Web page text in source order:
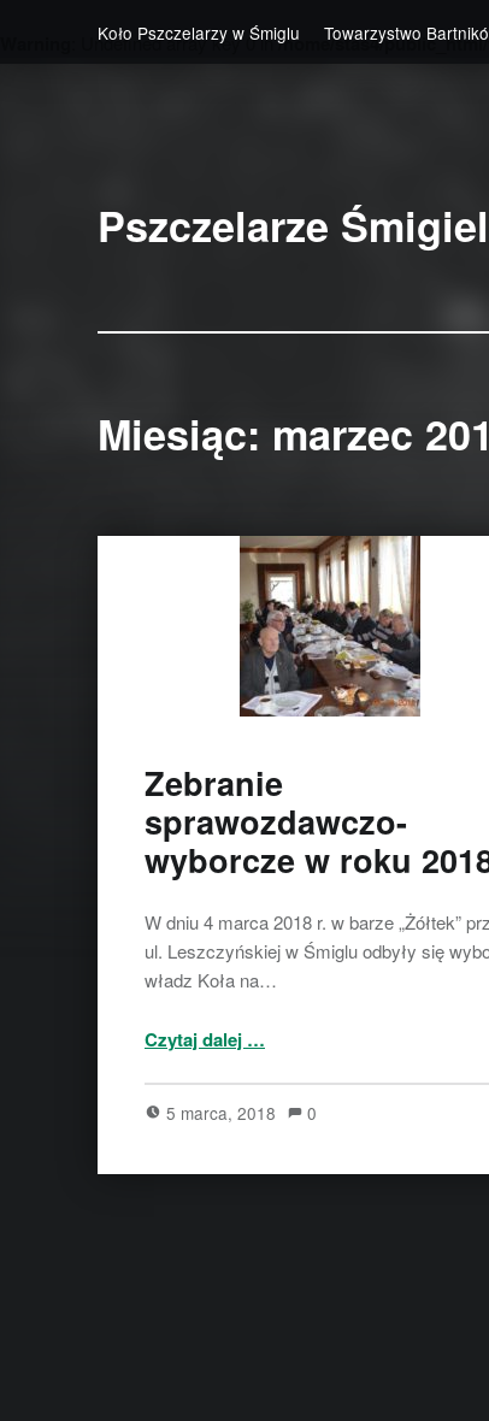
: Undefined array key 0 in/home/stas4/
Koło Pszczelarzy w Śmiglu
Towarzystwo
Pszczelarze Śmigiel
Miesiąc: marzec
Zebranie
sprawozdawczo-
wyborcze w roku
W dniu 4 marca 2018 r. w barze „Żółtek”
ul. Leszczyńskiej w Śmiglu odbyły się
władz Koła na…
Czytaj dalej …
5 marca, 2018 0